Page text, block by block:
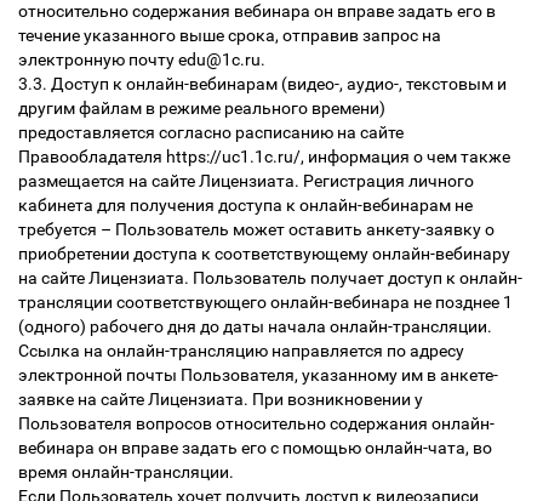
относительно содержания вебинара он вправе задать его в
течение указанного выше срока, отправив запрос на
электронную почту edu@1c.ru.
3.3. Доступ к онлайн-вебинарам (видео-, аудио-, текстовым и
другим файлам в режиме реального времени)
предоставляется согласно расписанию на сайте
Правообладателя https://uc1.1c.ru/, информация о чем также
размещается на сайте Лицензиата. Регистрация личного
кабинета для получения доступа к онлайн-вебинарам не
требуется – Пользователь может оставить анкету-заявку о
приобретении доступа к соответствующему онлайн-вебинару
на сайте Лицензиата. Пользователь получает доступ к онлайн-
трансляции соответствующего онлайн-вебинара не позднее 1
(одного) рабочего дня до даты начала онлайн-трансляции.
Ссылка на онлайн-трансляцию направляется по адресу
электронной почты Пользователя, указанному им в анкете-
заявке на сайте Лицензиата. При возникновении у
Пользователя вопросов относительно содержания онлайн-
вебинара он вправе задать его с помощью онлайн-чата, во
время онлайн-трансляции.
Если Пользователь хочет получить доступ к видеозаписи